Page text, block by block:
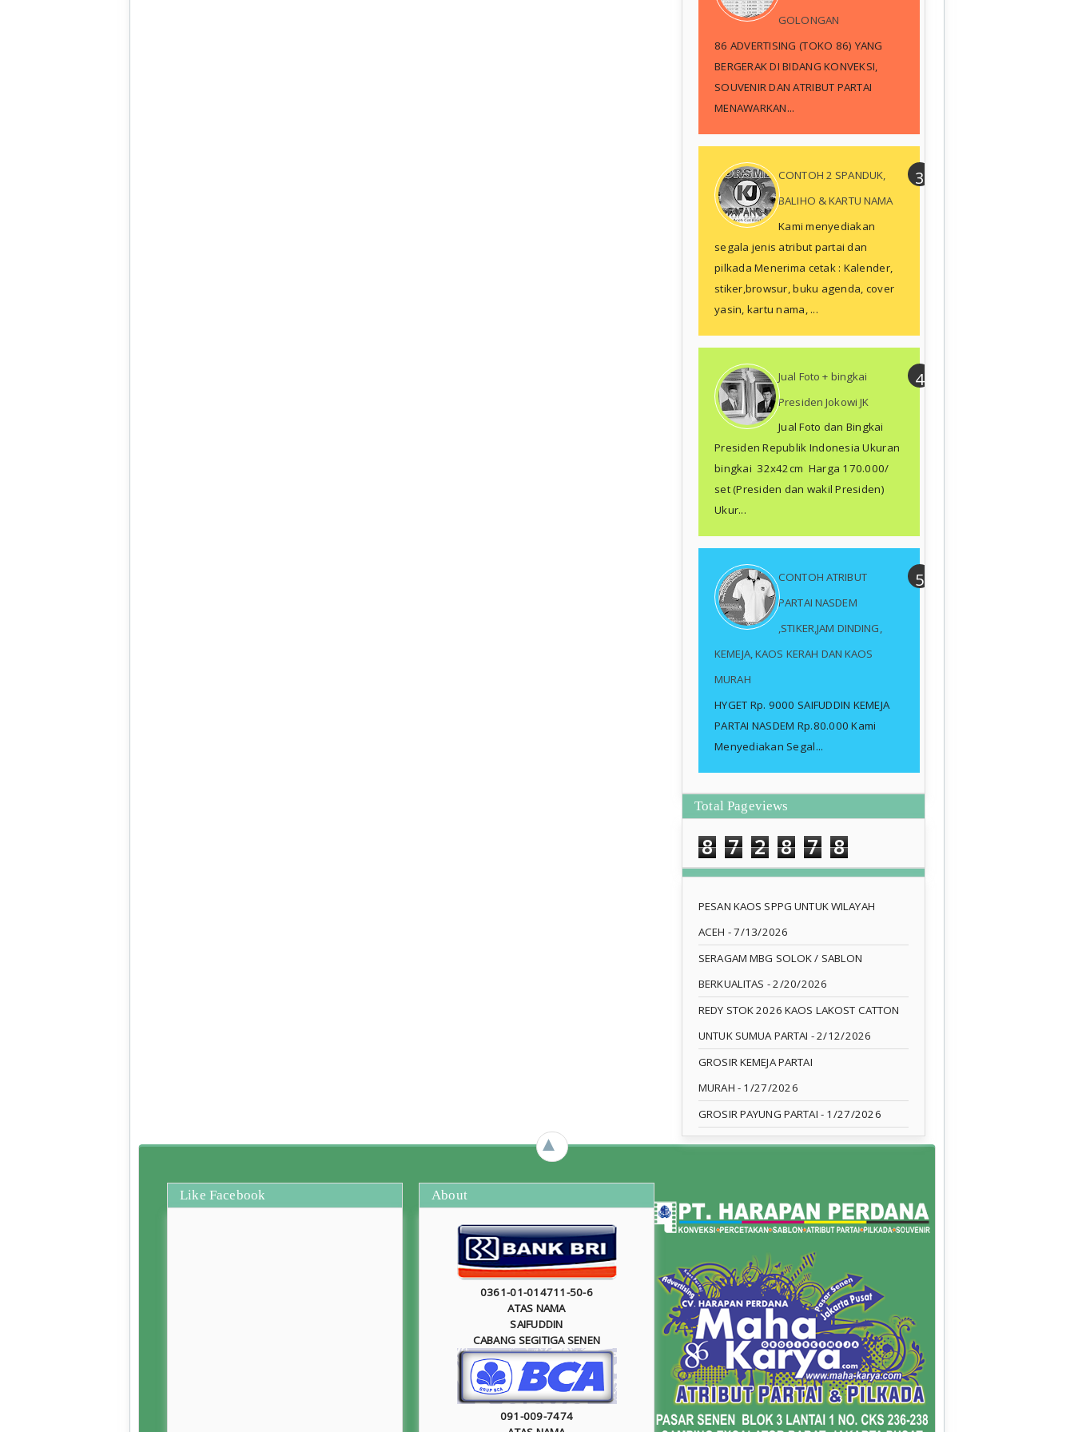
GOLONGAN
86 ADVERTISING (TOKO 86) YANG
BERGERAK DI BIDANG KONVEKSI,
SOUVENIR DAN ATRIBUT PARTAI
MENAWARKAN...
CONTOH 2 SPANDUK,
BALIHO & KARTU NAMA
Kami menyediakan
segala jenis atribut partai dan
pilkada Menerima cetak : Kalender,
stiker,browsur, buku agenda, cover
yasin, kartu nama, ...
Jual Foto + bingkai
Presiden Jokowi JK
Jual Foto dan Bingkai
Presiden Republik Indonesia Ukuran
bingkai 32x42cm Harga 170.000/
set (Presiden dan wakil Presiden)
Ukur...
CONTOH ATRIBUT
PARTAI NASDEM
,STIKER,JAM DINDING,
KEMEJA, KAOS KERAH DAN KAOS
MURAH
HYGET Rp. 9000 SAIFUDDIN KEMEJA
PARTAI NASDEM Rp.80.000 Kami
Menyediakan Segal...
Total Pageviews
8 7 2 8 7 8
PESAN KAOS SPPG UNTUK WILAYAH
ACEH - 7/13/2026
SERAGAM MBG SOLOK / SABLON
BERKUALITAS - 2/20/2026
REDY STOK 2026 KAOS LAKOST CATTON
UNTUK SUMUA PARTAI - 2/12/2026
GROSIR KEMEJA PARTAI
MURAH - 1/27/2026
GROSIR PAYUNG PARTAI - 1/27/2026
►
Like Facebook About
0361-01-014711-50-6
ATAS NAMA
SAIFUDDIN
CABANG SEGITIGA SENEN
091-009-7474